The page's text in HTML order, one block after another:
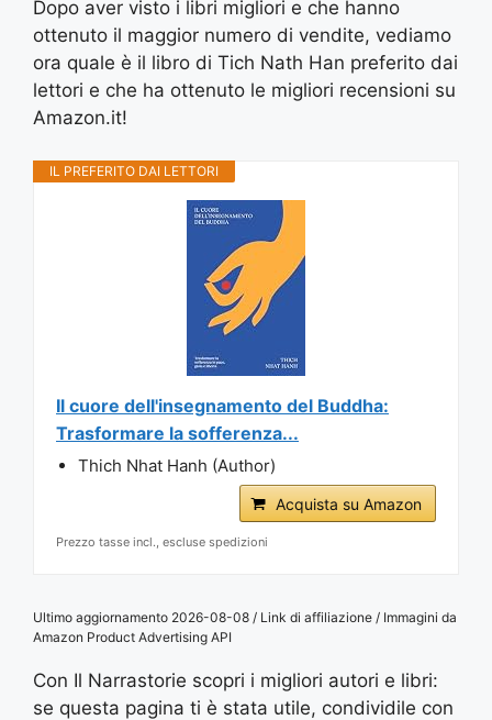
Dopo aver visto i libri migliori e che hanno
ottenuto il maggior numero di vendite, vediamo
ora quale è il libro di Tich Nath Han preferito dai
lettori e che ha ottenuto le migliori recensioni su
Amazon.it!
IL PREFERITO DAI LETTORI
Il cuore dell'insegnamento del Buddha:
Trasformare la sofferenza...
Thich Nhat Hanh (Author)
Acquista su Amazon
Prezzo tasse incl., escluse spedizioni
Ultimo aggiornamento 2026-08-08 / Link di affiliazione / Immagini da
Amazon Product Advertising API
Con Il Narrastorie scopri i migliori autori e libri:
se questa pagina ti è stata utile, condividile con